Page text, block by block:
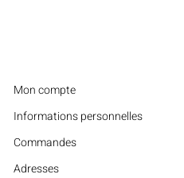
Mon compte
Informations personnelles
Commandes
Adresses